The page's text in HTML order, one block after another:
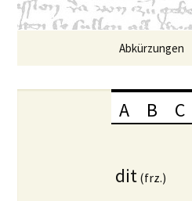
Abkürzungen
A B C
dit (frz.)